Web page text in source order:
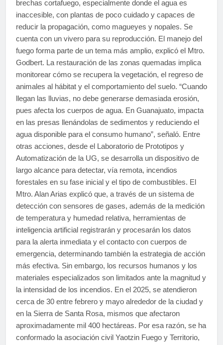
brechas cortafuego, especialmente donde el agua es
inaccesible, con plantas de poco cuidado y capaces de
reducir la propagación, como magueyes y nopales. Se
cuenta con un vivero para su reproducción. El manejo del
fuego forma parte de un tema más amplio, explicó el Mtro.
Godbert. La restauración de las zonas quemadas implica
monitorear cómo se recupera la vegetación, el regreso de
animales al hábitat y el comportamiento del suelo. “Cuando
llegan las lluvias, no debe generarse demasiada erosión,
pues afecta los cuerpos de agua. En Guanajuato, impacta
en las presas llenándolas de sedimentos y reduciendo el
agua disponible para el consumo humano”, señaló. Entre
otras acciones, desde el Laboratorio de Prototipos y
Automatización de la UG, se desarrolla un dispositivo de
largo alcance para detectar, vía remota, incendios
forestales en su fase inicial y el tipo de combustibles. El
Mtro. Alan Arias explicó que, a través de un sistema de
detección con sensores de gases, además de la medición
de temperatura y humedad relativa, herramientas de
inteligencia artificial registrarán y procesarán los datos
para la alerta inmediata y el contacto con cuerpos de
emergencia, determinando también la estrategia de acción
más efectiva. Sin embargo, los recursos humanos y los
materiales especializados son limitados ante la magnitud y
la intensidad de los incendios. En el 2025, se atendieron
cerca de 30 entre febrero y mayo alrededor de la ciudad y
en la Sierra de Santa Rosa, mismos que afectaron
aproximadamente mil 400 hectáreas. Por esa razón, se ha
conformado la asociación civil Yaotzin Fuego y Territorio,